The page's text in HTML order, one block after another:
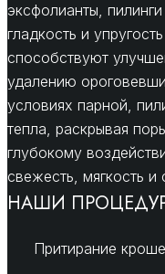
эксфолианты,
гладкость и
способствуют
удалению
условиях парной,
тепла, раскрывая
глубокому
свежесть, мягкость
НАШИ
Притирание